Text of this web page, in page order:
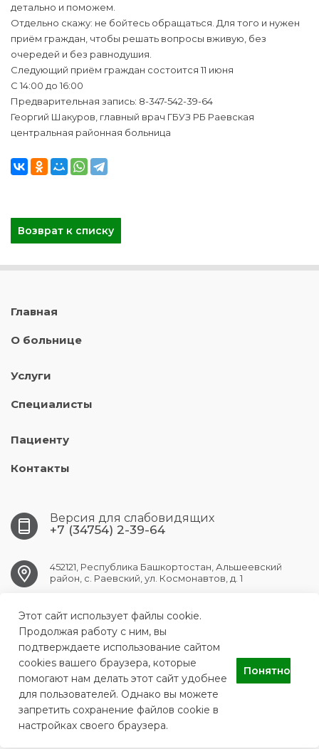
детально и поможем.
Отдельно скажу: не бойтесь обращаться. Для того и нужен
приём граждан, чтобы решать вопросы вживую, без
очередей и без равнодушия.
Следующий приём граждан состоится 11 июня
С 14:00 до 16:00
Предварительная запись: 8-347-542-39-64
Георгий Шакуров, главный врач ГБУЗ РБ Раевская
центральная районная больница
Возврат к списку
Главная
О больнице
Услуги
Специалисты
Пациенту
Контакты
Версия для слабовидящих
+7 (34754) 2-39-64
452121, Республика Башкортостан, Альшеевский
район, с. Раевский, ул. Космонавтов, д. 1
RAEVSK.CRB@doctorrb.ru
ГБУЗ РБ Раевская ЦРБ
Этот сайт использует файлы cookie.
Продолжая работу с ним, вы
подтверждаете использование сайтом
cookies вашего браузера, которые
помогают нам делать этот сайт удобнее
для пользователей. Однако вы можете
запретить сохранение файлов cookie в
настройках своего браузера.
Понятно